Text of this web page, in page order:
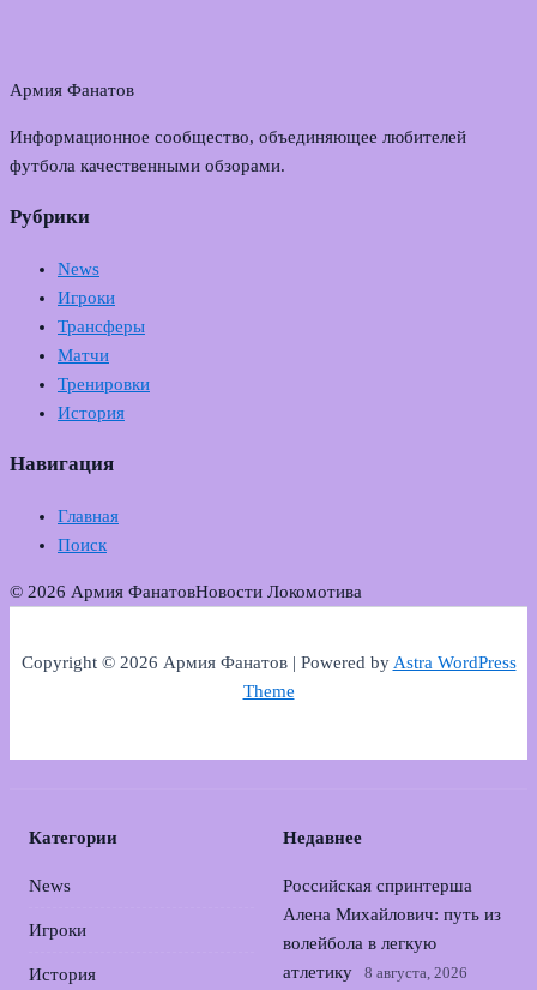
Армия Фанатов
Информационное сообщество, объединяющее любителей
футбола качественными обзорами.
Рубрики
News
Игроки
Трансферы
Матчи
Тренировки
История
Навигация
Главная
Поиск
© 2026 Армия ФанатовНовости Локомотива
Copyright © 2026 Армия Фанатов | Powered byAstra WordPress
Theme
Категории
News
Игроки
История
Недавнее
Российская спринтерша
Алена Михайлович: путь из
волейбола в легкую
атлетику
8 августа, 2026